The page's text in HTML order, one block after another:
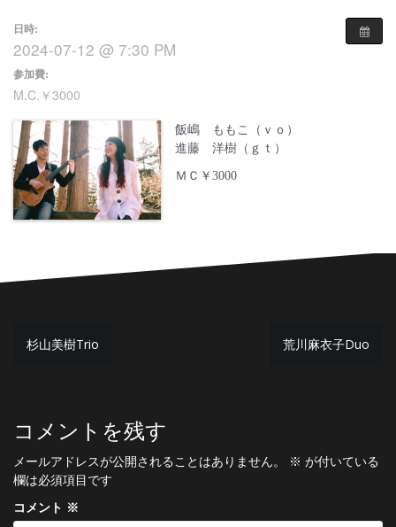
日時:
2024-07-12 @ 7:30 PM
参加費:
M.C.￥3000
飯嶋 ももこ（ｖｏ）
進藤 洋樹（ｇｔ）
ＭＣ￥3000
投
ビ
ゲ
ー
シ
杉山美樹Trio 荒川麻衣子Duo
コメントを残す
メールアドレスが公開されることはありません。 ※ が付いている
欄は必須項目です
コメント ※